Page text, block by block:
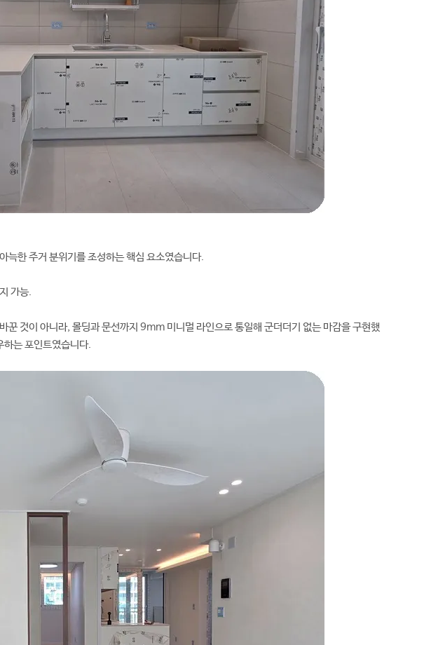
늑한 주거 분위기를 조성하는 핵심 요소였습니다.
가능.
꾼 것이 아니라, 몰딩과 문선까지 9mm 미니멀 라인으로 통일해 군더더기 없는 마감을 구현했
하는 포인트였습니다.